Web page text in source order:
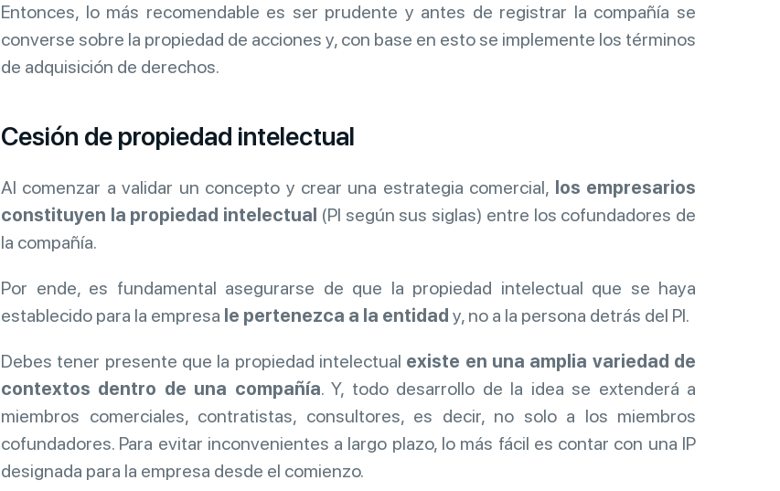
Entonces, lo más recomendable es ser prudente y antes de registrar la compañía se
converse sobre la propiedad de acciones y, con base en esto se implemente los términos
de adquisición de derechos.
Cesión de propiedad intelectual
Al comenzar a validar un concepto y crear una estrategia comercial, los empresarios
constituyen la propiedad intelectual (PI según sus siglas) entre los cofundadores de
la compañía.
Por ende, es fundamental asegurarse de que la propiedad intelectual que se haya
establecido para la empresa le pertenezca a la entidad y, no a la persona detrás del PI.
Debes tener presente que la propiedad intelectual existe en una amplia variedad de
contextos dentro de una compañía. Y, todo desarrollo de la idea se extenderá a
miembros comerciales, contratistas, consultores, es decir, no solo a los miembros
cofundadores. Para evitar inconvenientes a largo plazo, lo más fácil es contar con una IP
designada para la empresa desde el comienzo.